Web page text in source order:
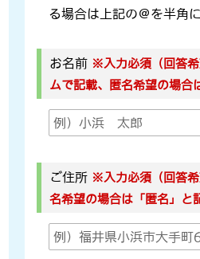
る場合は上記の＠を半角
お名前 ※入力必須（回答
ムで記載、匿名希望の場合
ご住所 ※入力必須（回答
名希望の場合は「匿名」と